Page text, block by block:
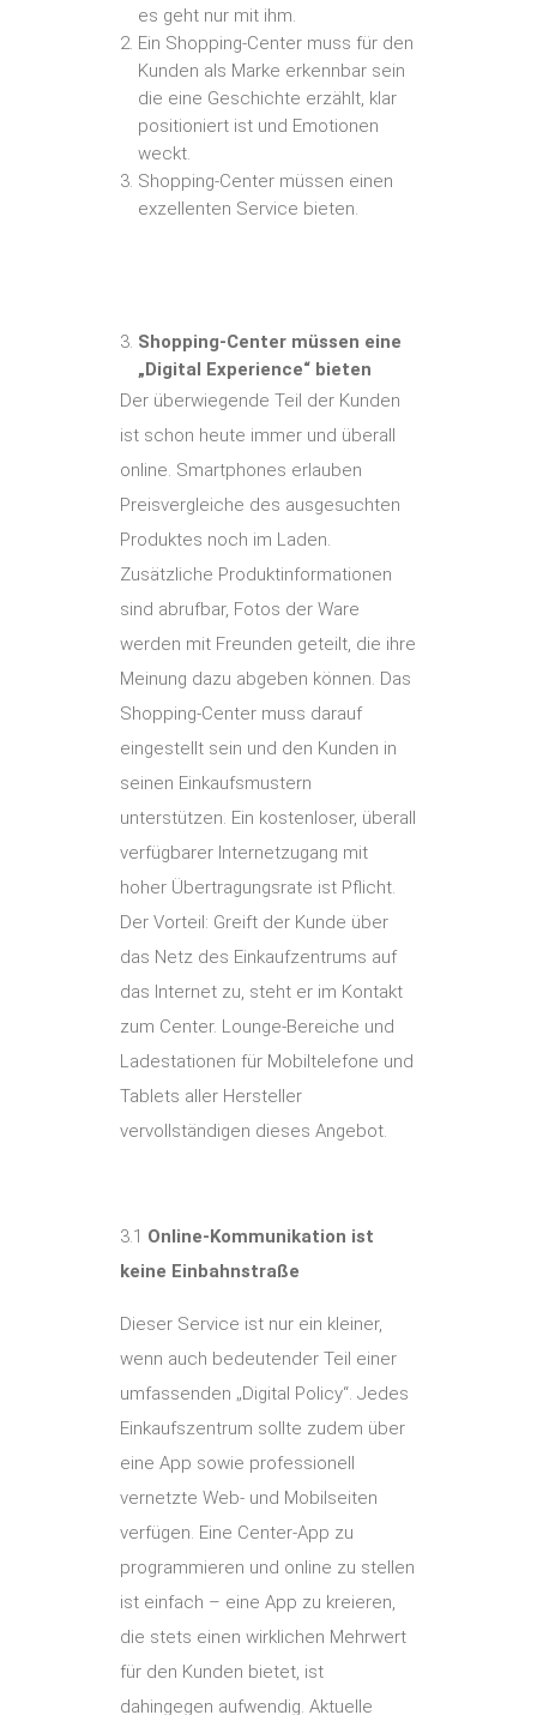
es geht nur mit ihm.
Ein Shopping-Center muss für den
Kunden als Marke erkennbar sein
die eine Geschichte erzählt, klar
positioniert ist und Emotionen
weckt.
Shopping-Center müssen einen
exzellenten Service bieten.
Shopping-Center müssen eine
„Digital Experience“ bieten
Der überwiegende Teil der Kunden
ist schon heute immer und überall
online. Smartphones erlauben
Preisvergleiche des ausgesuchten
Produktes noch im Laden.
Zusätzliche Produktinformationen
sind abrufbar, Fotos der Ware
werden mit Freunden geteilt, die ihre
Meinung dazu abgeben können. Das
Shopping-Center muss darauf
eingestellt sein und den Kunden in
seinen Einkaufsmustern
unterstützen. Ein kostenloser, überall
verfügbarer Internetzugang mit
hoher Übertragungsrate ist Pflicht.
Der Vorteil: Greift der Kunde über
das Netz des Einkaufzentrums auf
das Internet zu, steht er im Kontakt
zum Center. Lounge-Bereiche und
Ladestationen für Mobiltelefone und
Tablets aller Hersteller
vervollständigen dieses Angebot.
3.1 Online-Kommunikation ist
keine Einbahnstraße
Dieser Service ist nur ein kleiner,
wenn auch bedeutender Teil einer
umfassenden „Digital Policy“. Jedes
Einkaufszentrum sollte zudem über
eine App sowie professionell
vernetzte Web- und Mobilseiten
verfügen. Eine Center-App zu
programmieren und online zu stellen
ist einfach – eine App zu kreieren,
die stets einen wirklichen Mehrwert
für den Kunden bietet, ist
dahingegen aufwendig. Aktuelle